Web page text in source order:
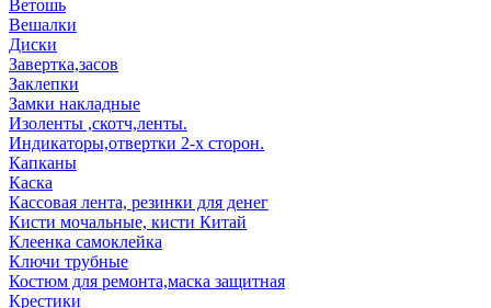
Ветошь
Вешалки
Диски
Завертка,засов
Заклепки
Замки накладные
Изоленты ,скотч,ленты.
Индикаторы,отвертки 2-х сторон.
Капканы
Каска
Кассовая лента, резинки для денег
Кисти мочальные, кисти Китай
Клеенка самоклейка
Ключи трубные
Костюм для ремонта,маска защитная
Крестики